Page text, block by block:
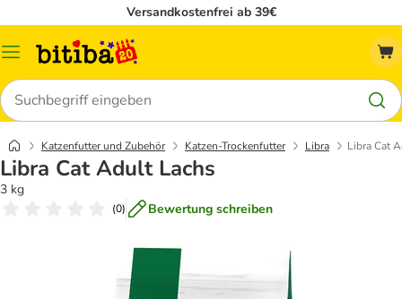
Versandkostenfrei ab 39€
Menü
Suchen
Katzenfutter und Zubehör Katzen-Trockenfutter Libra Libra Cat
Libra Cat Adult Lachs
3 kg
(0) Bewertung schreiben